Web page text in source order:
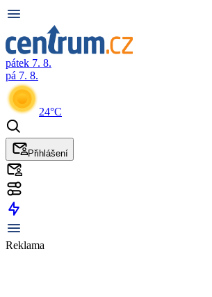
pátek 7. 8.
pá 7. 8.
24°C
Přihlášení
Reklama